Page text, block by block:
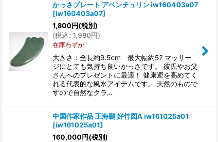
かっさプレート アベンチュリン iw160403a07
[iw160403a07]
1,800円(税別)
(税込: 1,980円)
在庫わずか
大きさ：全長約9.5cm 最大幅約5? マッサー
ジにとても気持ち良いかっさです。 彼氏やお父
さんへのプレゼントに最適！ 健康運を高めてく
れる代表的な風水アイテムです。 天然のもので
すので自然なクラ…
中国作家作品 王海鵬 好竹図A iw161025a01
[iw161025a01]
160,000円(税別)